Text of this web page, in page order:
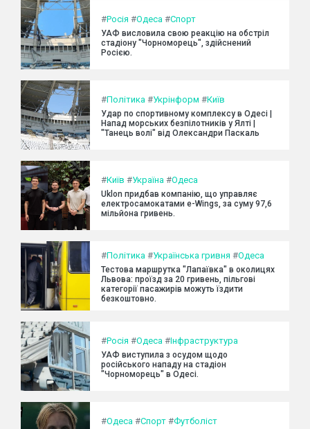
#Росія #Одеса #Спорт
УАФ висловила свою реакцію на обстріл
стадіону "Чорноморець", здійснений
Росією.
#Політика #Укрінформ #Київ
Удар по спортивному комплексу в Одесі |
Напад морських безпілотників у Ялті |
"Танець волі" від Олександри Паскаль
#Київ #Україна #Одеса
Uklon придбав компанію, що управляє
електросамокатами e-Wings, за суму 97,6
мільйона гривень.
#Політика #Українська гривня #Одеса
Тестова маршрутка "Лапаївка" в околицях
Львова: проїзд за 20 гривень, пільгові
категорії пасажирів можуть їздити
безкоштовно.
#Росія #Одеса #Інфраструктура
УАФ виступила з осудом щодо
російського нападу на стадіон
"Чорноморець" в Одесі.
#Одеса #Спорт #Футболіст